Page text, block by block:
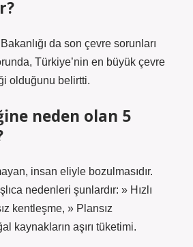
da son çevre sorunları
Türkiye’nin en büyük çevre
olduğunu belirtti.
neden olan 5
insan eliyle bozulmasıdır.
nedenleri şunlardır: » Hızlı
kentleşme, » Plansız
kaynakların aşırı tüketimi.